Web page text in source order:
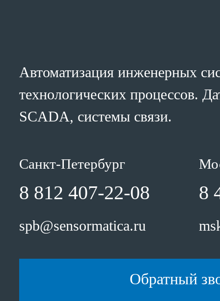
Автоматизация инженерных
технологических процессов.
SCADA, системы связи.
Санкт-Петербург
8 812 407-22-08
spb@sensormatica.ru
8
Обратный